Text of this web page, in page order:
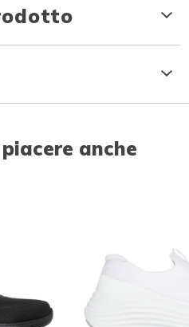
anche